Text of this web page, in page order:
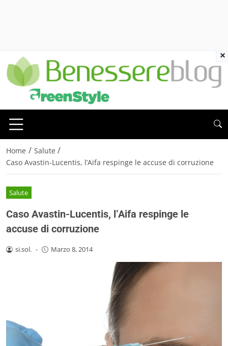
Home / Salute /
Caso Avastin-Lucentis, l’Aifa respinge le accuse di corruzione
Salute
Caso Avastin-Lucentis, l’Aifa respinge le
accuse di corruzione
si.sol. - Marzo 8, 2014
×